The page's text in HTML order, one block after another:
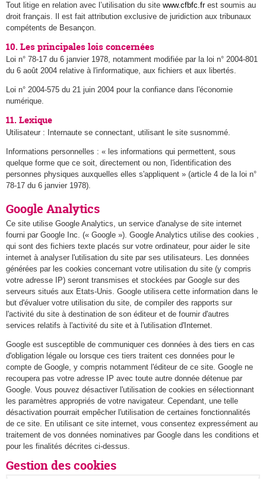
Tout litige en relation avec l’utilisation du site www.cfbfc.frest soumis au
droit français. Il est fait attribution exclusive de juridiction aux tribunaux
compétents de Besançon.
10. Les principales lois concernées
Loi n° 78-17 du 6 janvier 1978, notamment modifiée par la loi n° 2004-801
du 6 août 2004 relative à l'informatique, aux fichiers et aux libertés.
Loi n° 2004-575 du 21 juin 2004 pour la confiance dans l'économie
numérique.
11. Lexique
Utilisateur : Internaute se connectant, utilisant le site susnommé.
Informations personnelles : « les informations qui permettent, sous
quelque forme que ce soit, directement ou non, l'identification des
personnes physiques auxquelles elles s'appliquent » (article 4 de la loi n°
78-17 du 6 janvier 1978).
Google Analytics
Ce site utilise Google Analytics, un service d'analyse de site internet
fourni par Google Inc. (« Google »). Google Analytics utilise des cookies ,
qui sont des fichiers texte placés sur votre ordinateur, pour aider le site
internet à analyser l'utilisation du site par ses utilisateurs. Les données
générées par les cookies concernant votre utilisation du site (y compris
votre adresse IP) seront transmises et stockées par Google sur des
serveurs situés aux Etats-Unis. Google utilisera cette information dans le
but d'évaluer votre utilisation du site, de compiler des rapports sur
l'activité du site à destination de son éditeur et de fournir d'autres
services relatifs à l'activité du site et à l'utilisation d'Internet.
Google est susceptible de communiquer ces données à des tiers en cas
d'obligation légale ou lorsque ces tiers traitent ces données pour le
compte de Google, y compris notamment l'éditeur de ce site. Google ne
recoupera pas votre adresse IP avec toute autre donnée détenue par
Google. Vous pouvez désactiver l'utilisation de cookies en sélectionnant
les paramètres appropriés de votre navigateur. Cependant, une telle
désactivation pourrait empêcher l'utilisation de certaines fonctionnalités
de ce site. En utilisant ce site internet, vous consentez expressément au
traitement de vos données nominatives par Google dans les conditions et
pour les finalités décrites ci-dessus.
Gestion des cookies